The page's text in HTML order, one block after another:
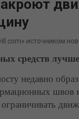
источником
средств
недавно
швов